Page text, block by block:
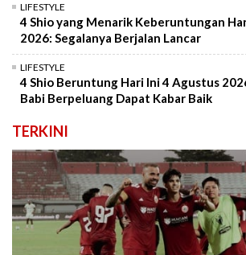
LIFESTYLE
4 Shio yang Menarik Keberuntungan
2026: Segalanya Berjalan Lancar
LIFESTYLE
4 Shio Beruntung Hari Ini 4 Agustus
Babi Berpeluang Dapat Kabar Baik
TERKINI